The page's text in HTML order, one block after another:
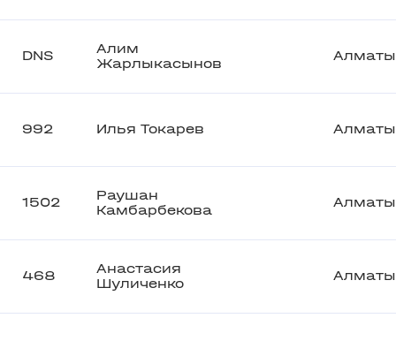
DNS
Алим
Жарлыкасынов
Алматы
992 Илья Токарев Алматы
1502
Раушан
Камбарбекова
Алматы
468
Анастасия
Шуличенко
Алматы